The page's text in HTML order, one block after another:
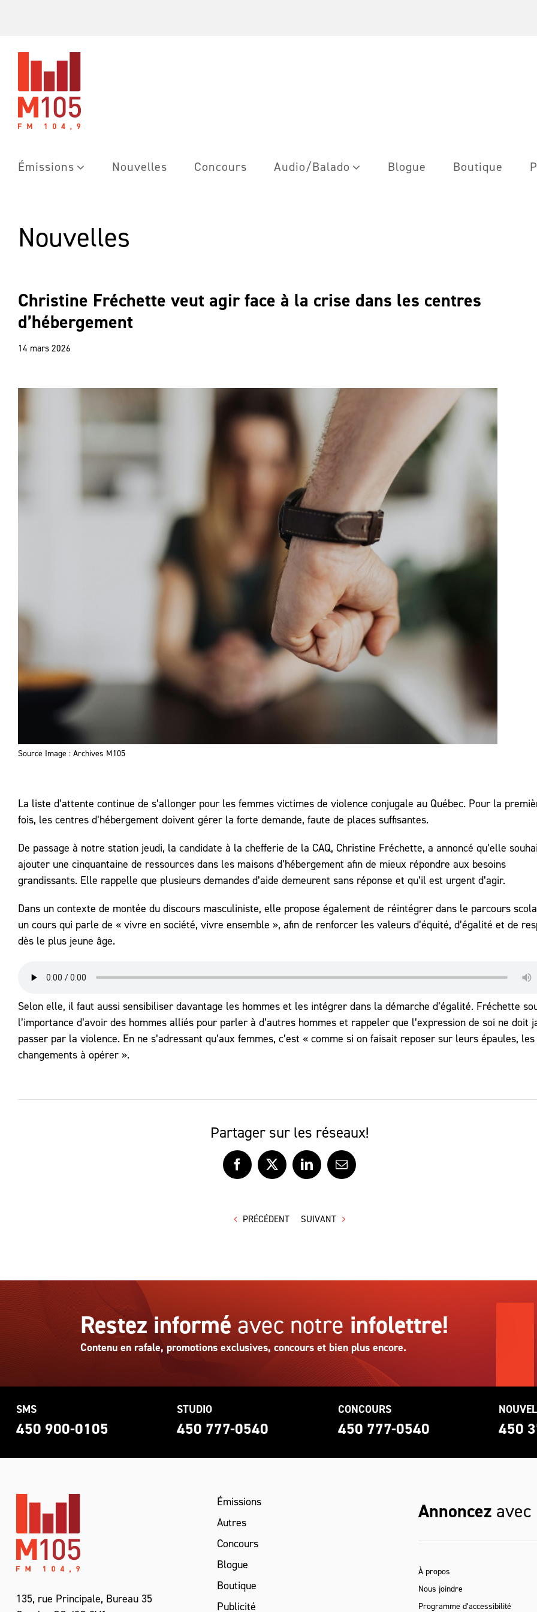
Émissions Nouvelles Concours Audio/Balado Blogue Boutique
Nouvelles
Christine Fréchette veut agir face à la crise dans les centres
d’hébergement
14 mars 2026
Source Image : Archives M105
La liste d’attente continue de s’allonger pour les femmes victimes de violence conjugale au Québec. Pour la
fois, les centres d’hébergement doivent gérer la forte demande, faute de places suffisantes.
De passage à notre station jeudi, la candidate à la chefferie de la CAQ, Christine Fréchette, a annoncé qu’elle
ajouter une cinquantaine de ressources dans les maisons d’hébergement afin de mieux répondre aux besoins
grandissants. Elle rappelle que plusieurs demandes d’aide demeurent sans réponse et qu’il est urgent d’agir.
Dans un contexte de montée du discours masculiniste, elle propose également de réintégrer dans le parcours
un cours qui parle de « vivre en société, vivre ensemble », afin de renforcer les valeurs d’équité, d’égalité et de
dès le plus jeune âge.
Selon elle, il faut aussi sensibiliser davantage les hommes et les intégrer dans la démarche d’égalité. Fréchette
l’importance d’avoir des hommes alliés pour parler à d’autres hommes et rappeler que l’expression de soi ne doit
passer par la violence. En ne s’adressant qu’aux femmes, c’est « comme si on faisait reposer sur leurs épaules, les
changements à opérer ».
Partager sur les réseaux!
Facebook
X LinkedInCourriel
PRÉCÉDENT SUIVANT
Restez informé avec notre infolettre!
Contenu en rafale, promotions exclusives, concours et bien plus encore.
SMS
450 900-0105
STUDIO
450 777-0540
CONCOURS
450 777-0540 450
135, rue Principale, Bureau 35
Émissions
Autres
Concours
Blogue
Boutique
Publicité
Annoncez avec
À propos
Nous joindre
Programme d’accessibilité